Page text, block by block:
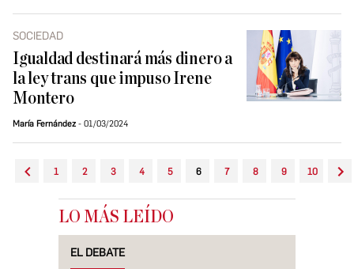
SOCIEDAD
Igualdad destinará más dinero a
la ley trans que impuso Irene
Montero
María Fernández 01/03/2024
1 2 3 4 5 6 7 8 9 10
LO MÁS LEÍDO
EL DEBATE